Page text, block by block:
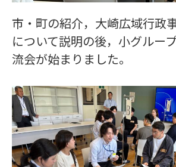
市・町の紹介，大崎広域行政
について説明の後，小グルー
流会が始まりました。